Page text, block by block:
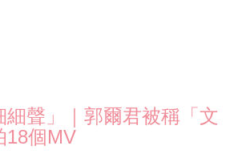
細聲」｜郭爾君被稱「文
18個MV